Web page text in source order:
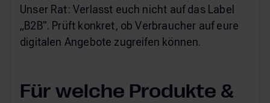
Unser Rat: Verlasst euch nicht auf das Label
„B2B". Prüft konkret, ob Verbraucher auf eure
digitalen Angebote zugreifen können.
Für welche Produkte &